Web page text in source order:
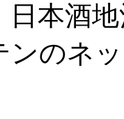
日本酒
ンのネ